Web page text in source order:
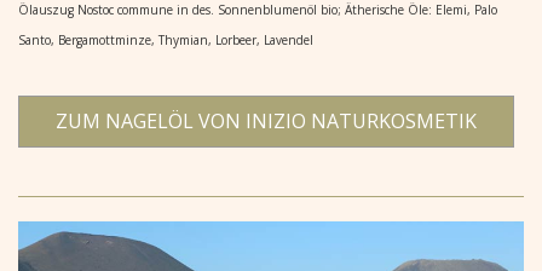
Ölauszug Nostoc commune in des. Sonnenblumenöl bio; Ätherische Öle: Elemi, Palo
Santo, Bergamottminze, Thymian, Lorbeer, Lavendel
ZUM NAGELÖL VON INIZIO NATURKOSMETIK